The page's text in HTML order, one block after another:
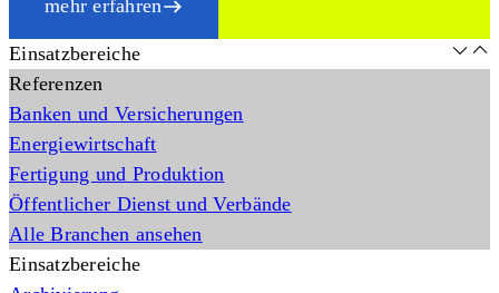
mehr erfahren
Einsatzbereiche
Referenzen
Banken und Versicherungen
Energiewirtschaft
Fertigung und Produktion
Öffentlicher Dienst und Verbände
Alle Branchen ansehen
Einsatzbereiche